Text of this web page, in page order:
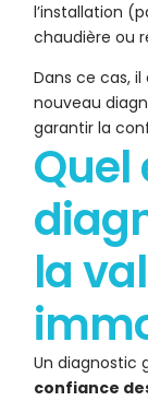
l’installation
chaudière ou
Dans ce cas,
nouveau
garantir la
Quel
la
Un diagnostic
confiance